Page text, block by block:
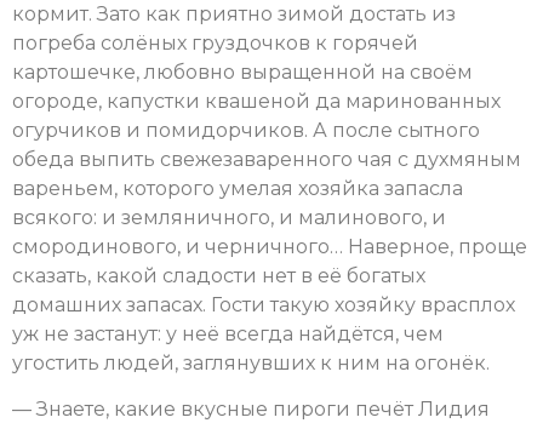
кормит. Зато как приятно зимой достать из
погреба солёных груздочков к горячей
картошечке, любовно выращенной на своём
огороде, капустки квашеной да маринованных
огурчиков и помидорчиков. А после сытного
обеда выпить свежезаваренного чая с духмяным
вареньем, которого умелая хозяйка запасла
всякого: и земляничного, и малинового, и
смородинового, и черничного… Наверное, проще
сказать, какой сладости нет в её богатых
домашних запасах. Гости такую хозяйку врасплох
уж не застанут: у неё всегда найдётся, чем
угостить людей, заглянувших к ним на огонёк.
— Знаете, какие вкусные пироги печёт Лидия